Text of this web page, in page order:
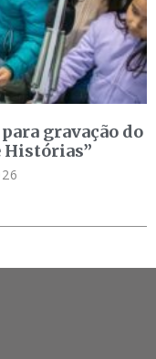
gravação do
Histórias”